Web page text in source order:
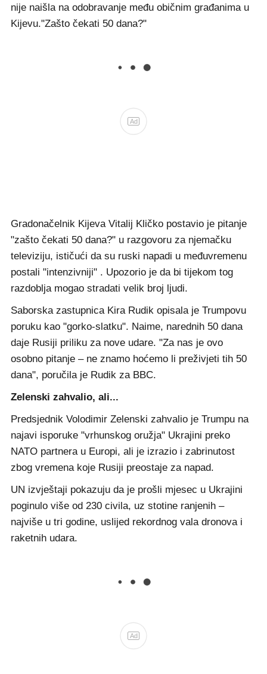
nije naišla na odobravanje među običnim građanima u
Kijevu."Zašto čekati 50 dana?"
Ad
Gradonačelnik Kijeva Vitalij Kličko postavio je pitanje
"zašto čekati 50 dana?" u razgovoru za njemačku
televiziju, ističući da su ruski napadi u međuvremenu
postali "intenzivniji" . Upozorio je da bi tijekom tog
razdoblja mogao stradati velik broj ljudi.
Saborska zastupnica Kira Rudik opisala je Trumpovu
poruku kao "gorko-slatku". Naime, narednih 50 dana
daje Rusiji priliku za nove udare. "Za nas je ovo
osobno pitanje – ne znamo hoćemo li preživjeti tih 50
dana", poručila je Rudik za BBC.
Zelenski zahvalio, ali...
Predsjednik Volodimir Zelenski zahvalio je Trumpu na
najavi isporuke "vrhunskog oružja" Ukrajini preko
NATO partnera u Europi, ali je izrazio i zabrinutost
zbog vremena koje Rusiji preostaje za napad.
UN izvještaji pokazuju da je prošli mjesec u Ukrajini
poginulo više od 230 civila, uz stotine ranjenih –
najviše u tri godine, uslijed rekordnog vala dronova i
raketnih udara.
Ad